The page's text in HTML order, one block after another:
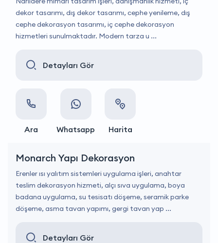
dekor tasarımı, dış dekor tasarımı, cephe yenileme, dış
cephe dekorasyon tasarımı, iç cephe dekorasyon
hizmetleri sunulmaktadır. Modern tarza u ...
Detayları Gör
Ara Whatsapp Harita
Monarch Yapı Dekorasyon
Erenler ısı yalıtım sistemleri uygulama işleri, anahtar
teslim dekorasyon hizmeti, alçı sıva uygulama, boya
badana uygulama, su tesisatı döşeme, seramik parke
döşeme, asma tavan yapımı, gergi tavan yap ...
Detayları Gör